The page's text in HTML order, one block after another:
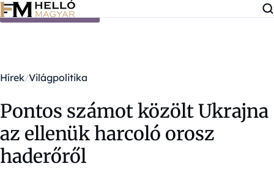
Ugrás a tartalomra
Hírek Világpolitika
Pontos számot közölt Ukrajna
az ellenük harcoló orosz
haderőről